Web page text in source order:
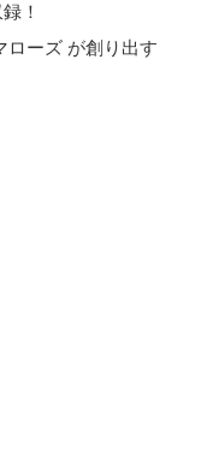
！
ローズ が創り出す